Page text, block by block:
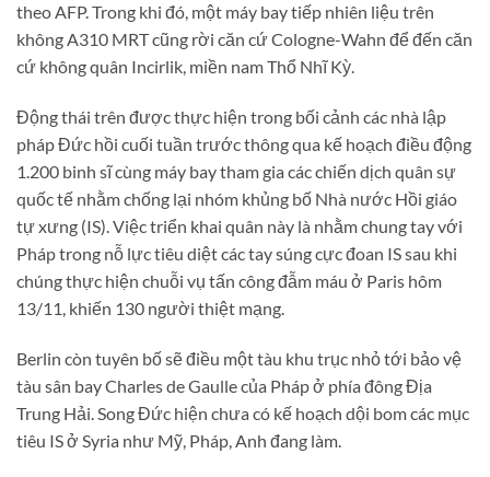
theo AFP. Trong khi đó, một máy bay tiếp nhiên liệu trên
không A310 MRT cũng rời căn cứ Cologne-Wahn để đến căn
cứ không quân Incirlik, miền nam Thổ Nhĩ Kỳ.
Động thái trên được thực hiện trong bối cảnh các nhà lập
pháp Đức hồi cuối tuần trước thông qua kế hoạch điều động
1.200 binh sĩ cùng máy bay tham gia các chiến dịch quân sự
quốc tế nhằm chống lại nhóm khủng bố Nhà nước Hồi giáo
tự xưng (IS). Việc triển khai quân này là nhằm chung tay với
Pháp trong nỗ lực tiêu diệt các tay súng cực đoan IS sau khi
chúng thực hiện chuỗi vụ tấn công đẫm máu ở Paris hôm
13/11, khiến 130 người thiệt mạng.
Berlin còn tuyên bố sẽ điều một tàu khu trục nhỏ tới bảo vệ
tàu sân bay Charles de Gaulle của Pháp ở phía đông Địa
Trung Hải. Song Đức hiện chưa có kế hoạch dội bom các mục
tiêu IS ở Syria như Mỹ, Pháp, Anh đang làm.